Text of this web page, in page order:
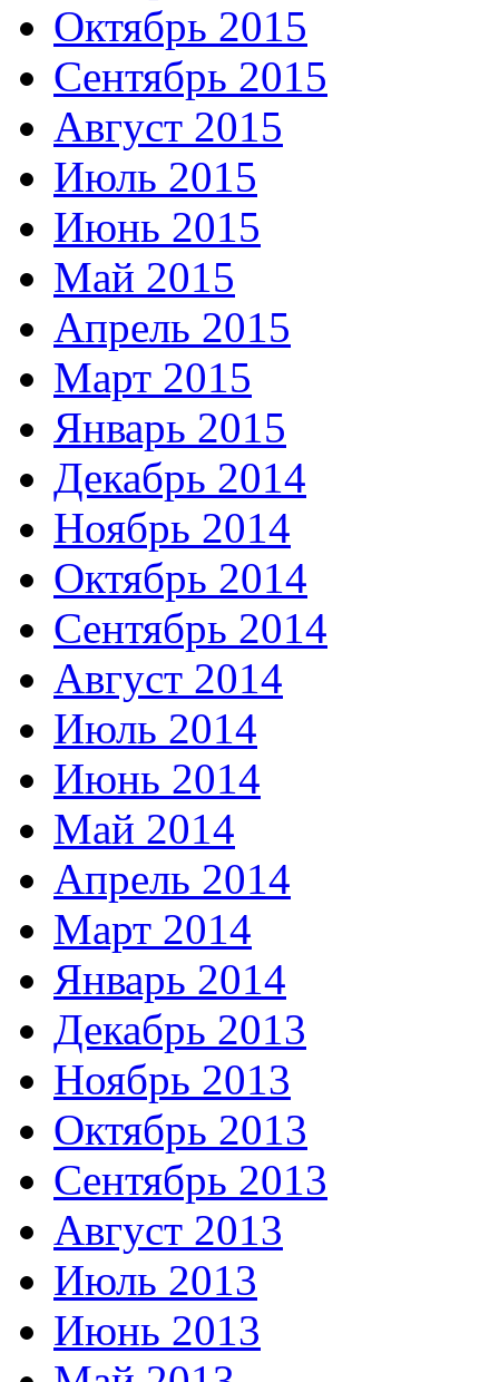
Октябрь 2015
Сентябрь 2015
Август 2015
Июль 2015
Июнь 2015
Май 2015
Апрель 2015
Март 2015
Январь 2015
Декабрь 2014
Ноябрь 2014
Октябрь 2014
Сентябрь 2014
Август 2014
Июль 2014
Июнь 2014
Май 2014
Апрель 2014
Март 2014
Январь 2014
Декабрь 2013
Ноябрь 2013
Октябрь 2013
Сентябрь 2013
Август 2013
Июль 2013
Июнь 2013